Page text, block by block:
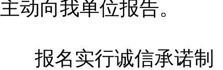
主动向我单位报告。
报名实行诚信承诺制